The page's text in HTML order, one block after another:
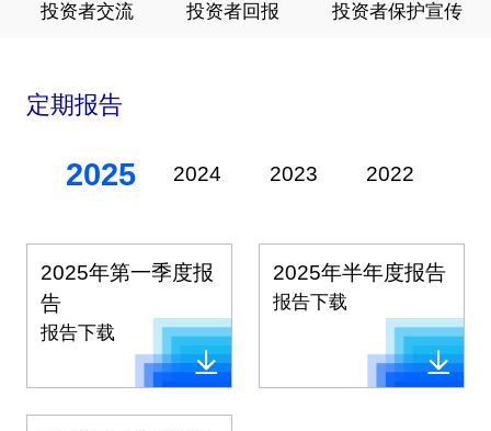
投资者交流 投资者回报 投资者保护宣传
定期报告
2025 2024 2023 2022
2025年第一季度报
告
报告下载
2025年半年度报告
报告下载